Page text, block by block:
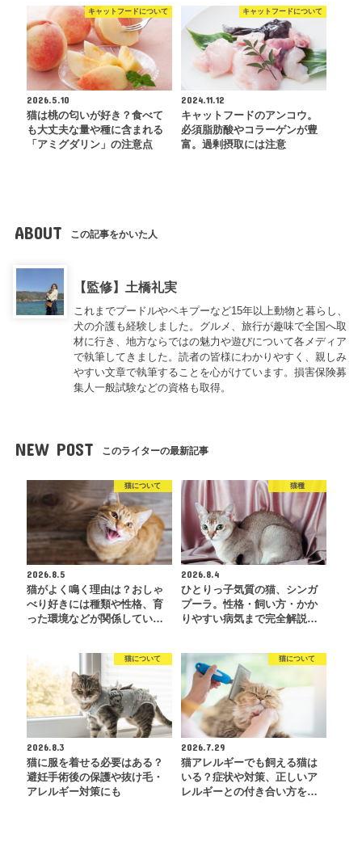
キャットフードについて
2026.5.10
猫は桃の匂いが好き？食べて
も大丈夫な量や種に含まれる
「アミグダリン」の注意点
キャットフードについて
2024.11.12
キャットフードのアンコウ。
必須脂肪酸やコラーゲンが豊
富。過剰摂取には注意
ABOUT この記事をかいた人
【監修】土橋礼実
これまでプードルやペキプーなど15年以上動物と暮らし、
犬の介護も経験しました。グルメ、旅行が趣味で全国へ取
材に行き、地方ならではの魅力や遊びについて各メディア
で執筆してきました。読者の皆様にわかりやすく、親しみ
やすい文章で執筆することを心がけています。損害保険募
集人一般試験などの資格も取得。
NEW POST このライターの最新記事
猫について
2026.8.5
猫がよく鳴く理由は？おしゃ
べり好きには種類や性格、育
った環境などが関係してい…
猫種
2026.8.4
ひとりっ子気質の猫、シンガ
プーラ。性格・飼い方・かか
りやすい病気まで完全解説…
猫について
2026.8.3
猫に服を着せる必要はある？
避妊手術後の保護や抜け毛・
アレルギー対策にも
猫について
2026.7.29
猫アレルギーでも飼える猫は
いる？症状や対策、正しいア
レルギーとの付き合い方を…